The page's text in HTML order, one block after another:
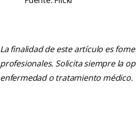
La finalidad de este artículo es
profesionales. Solicita siempre la
enfermedad o tratamiento médico.